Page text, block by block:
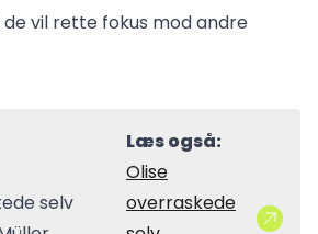
vil rette fokus mod andre
Læs også:
Olise
overraskede